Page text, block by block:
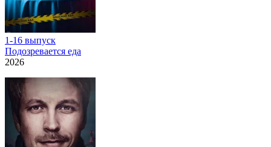
1-16 выпуск
Подозревается еда
2026